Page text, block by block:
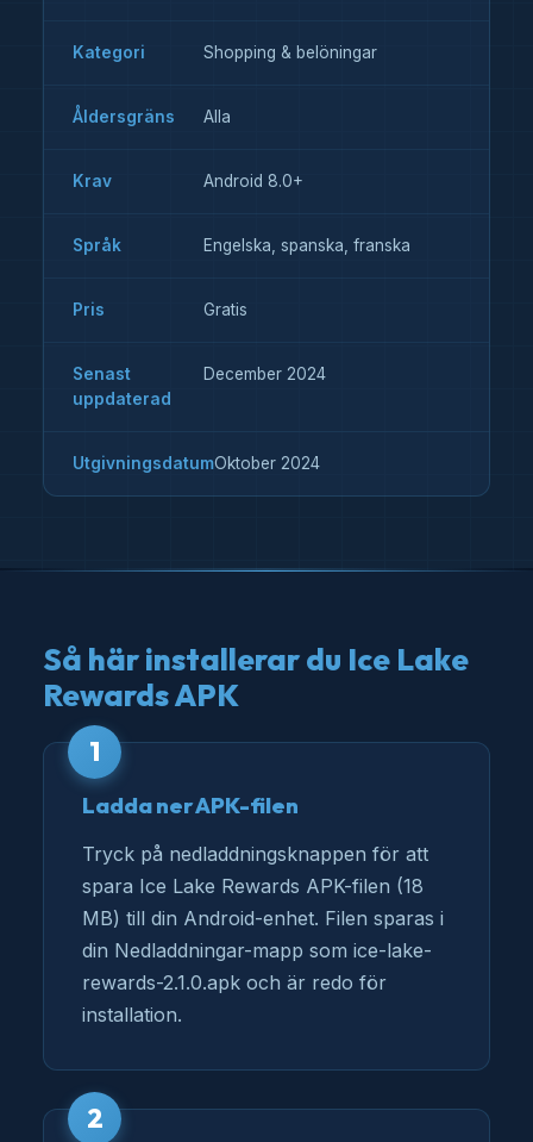
Kategori Shopping & belöningar
Åldersgräns Alla
Krav Android 8.0+
Språk Engelska, spanska, franska
Pris Gratis
Senast
uppdaterad
December 2024
UtgivningsdatumOktober 2024
Så här installerar du Ice Lake
Rewards APK
1
Ladda ner APK-filen
Tryck på nedladdningsknappen för att
spara Ice Lake Rewards APK-filen (18
MB) till din Android-enhet. Filen sparas i
din Nedladdningar-mapp som ice-lake-
rewards-2.1.0.apk och är redo för
installation.
2